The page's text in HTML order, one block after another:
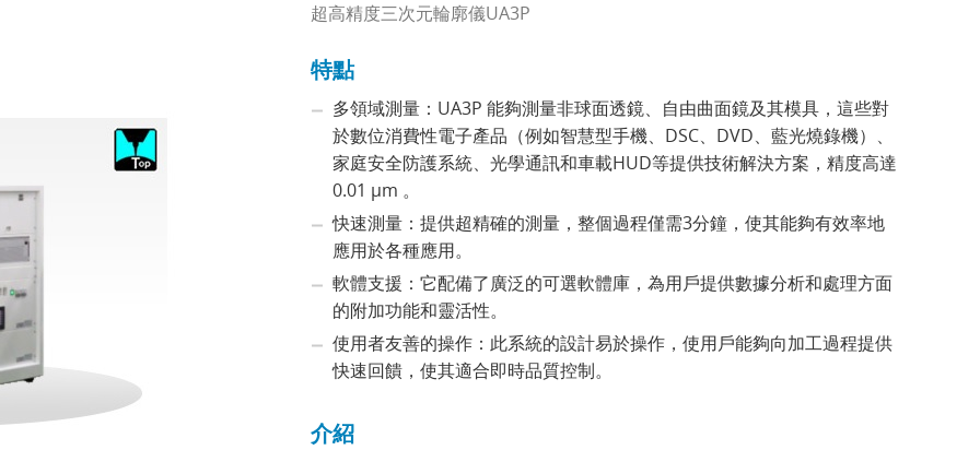
超高精度三次元輪廓儀UA3P
特點
多領域測量：UA3P 能夠測量非球面透鏡、自由曲面鏡及其模具，這些對
於數位消費性電子產品（例如智慧型手機、DSC、DVD、藍光燒錄機）、
家庭安全防護系統、光學通訊和車載HUD等提供技術解決方案，精度高達
0.01 µm 。
快速測量：提供超精確的測量，整個過程僅需3分鐘，使其能夠有效率地
應用於各種應用。
軟體支援：它配備了廣泛的可選軟體庫，為用戶提供數據分析和處理方面
的附加功能和靈活性。
使用者友善的操作：此系統的設計易於操作，使用戶能夠向加工過程提供
快速回饋，使其適合即時品質控制。
介紹